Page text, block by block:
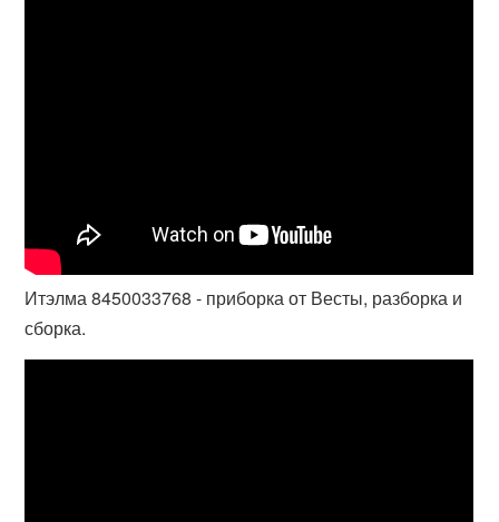
Итэлма 8450033768 - приборка от Весты, разборка и
сборка.